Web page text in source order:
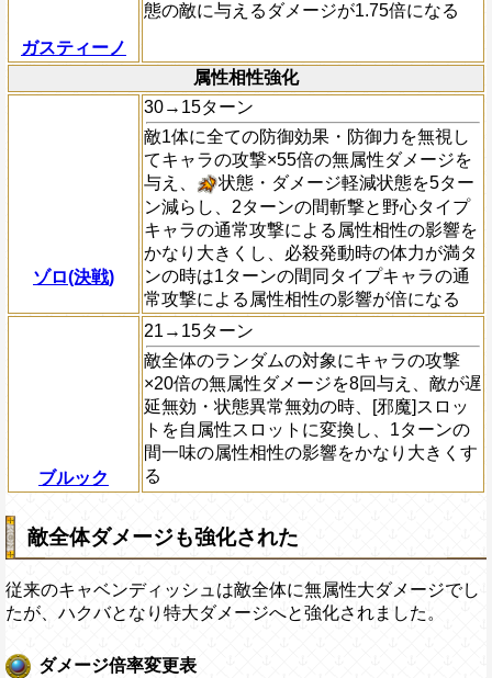
ガスティーノ
態の敵に与えるダメージが1.75倍になる
属性相性強化
ゾロ(決戦)
30→15ターン
敵1体に全ての防御効果・防御力を無視し
てキャラの攻撃×55倍の無属性ダメージを
与え、
状態・ダメージ軽減状態を5ター
ン減らし、2ターンの間斬撃と野心タイプ
キャラの通常攻撃による属性相性の影響を
かなり大きくし、必殺発動時の体力が満タ
ンの時は1ターンの間同タイプキャラの通
常攻撃による属性相性の影響が倍になる
ブルック
21→15ターン
敵全体のランダムの対象にキャラの攻撃
×20倍の無属性ダメージを8回与え、敵が遅
延無効・状態異常無効の時、[邪魔]スロッ
トを自属性スロットに変換し、1ターンの
間一味の属性相性の影響をかなり大きくす
る
敵全体ダメージも強化された
従来のキャベンディッシュは敵全体に無属性大ダメージでし
たが、ハクバとなり特大ダメージへと強化されました。
ダメージ倍率変更表